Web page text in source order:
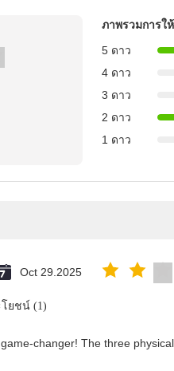
ภาพรวมการใ
5 ดาว
4 ดาว
3 ดาว
2 ดาว
1 ดาว
Oct 29.2025
ยชน์ (1)
changer! The three